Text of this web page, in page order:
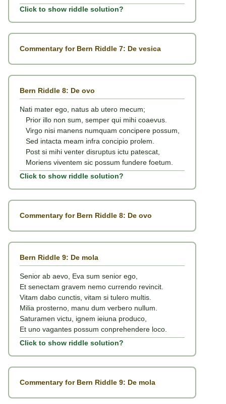
Click to show riddle solution?
Commentary for Bern Riddle 7: De vesica
Bern Riddle 8: De ovo
Nati mater ego, natus ab utero mecum;
Prior illo non sum, semper qui mihi coaevus.
Virgo nisi manens numquam concipere possum,
Sed intacta meam infra concipio prolem.
Post si mihi venter disruptus ictu patescat,
Moriens viventem sic possum fundere foetum.
Click to show riddle solution?
Commentary for Bern Riddle 8: De ovo
Bern Riddle 9: De mola
Senior ab aevo, Eva sum senior ego,
Et senectam gravem nemo currendo revincit.
Vitam dabo cunctis, vitam si tulero multis.
Milia prosterno, manu dum verbero nullum.
Saturamen victu, ignem ieiuna produco,
Et uno vagantes possum conprehendere loco.
Click to show riddle solution?
Commentary for Bern Riddle 9: De mola